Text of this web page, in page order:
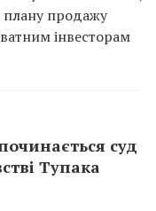
плану продажу
інвесторам
суд
Тупака